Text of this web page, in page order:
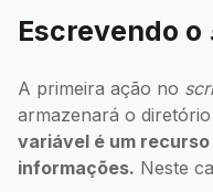
Escrevendo o
A primeira ação no
armazenará o
variável é um
informações. Neste